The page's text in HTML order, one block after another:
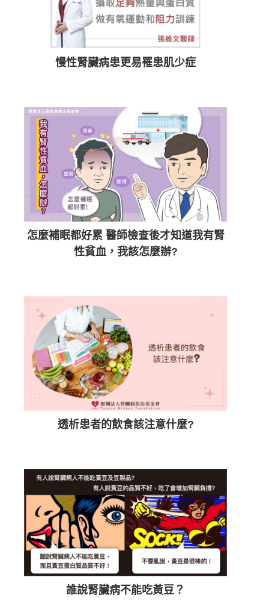
慢性腎臟病患更易罹患肌少症
怎麼補眠都好累 醫師檢查後才知道我有腎
性貧血，我該怎麼辦?
透析患者的飲食該注意什麼?
誰說腎臟病不能吃黃豆？